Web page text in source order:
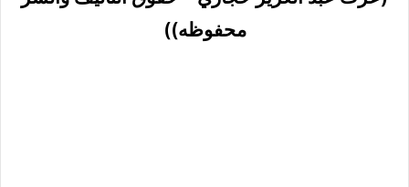
محفوظه))